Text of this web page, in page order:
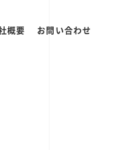
概要 お問い合わせ